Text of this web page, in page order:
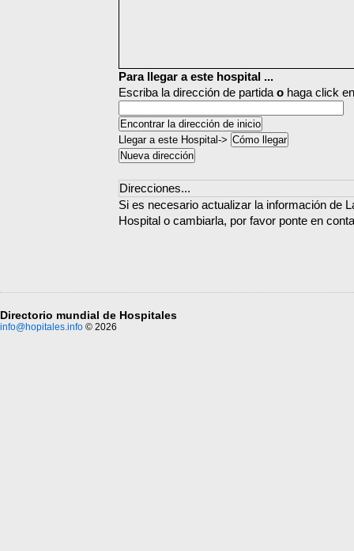
Para llegar a este hospital ...
Escriba la dirección de partida o haga click
Llegar a este Hospital->
Direcciones...
Si es necesario actualizar la información de
Hospital o cambiarla, por favor ponte en
Directorio mundial de Hospitales
info@hopitales.info © 2026